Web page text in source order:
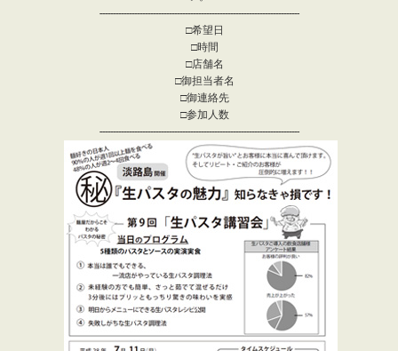
---------------------------------------------------------------------------
□希望日
□時間
□店舗名
□御担当者名
□御連絡先
□参加人数
---------------------------------------------------------------------------